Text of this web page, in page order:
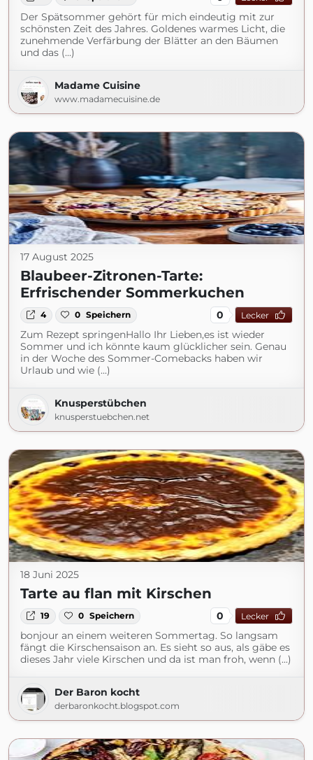
Der Spätsommer gehört für mich eindeutig mit zur
schönsten Zeit des Jahres. Goldenes warmes Licht, die
zunehmende Verfärbung der Blätter an den Bäumen
und das (...)
Madame Cuisine
www.madamecuisine.de
17 August 2025
Blaubeer-Zitronen-Tarte:
Erfrischender Sommerkuchen
4 0 Speichern 0 Lecker
Zum Rezept springenHallo Ihr Lieben,es ist wieder
Sommer und ich könnte kaum glücklicher sein. Genau
in der Woche des Sommer-Comebacks haben wir
Urlaub und wie (...)
Knusperstübchen
knusperstuebchen.net
18 Juni 2025
Tarte au flan mit Kirschen
19 0 Speichern 0 Lecker
bonjour an einem weiteren Sommertag. So langsam
fängt die Kirschensaison an. Es sieht so aus, als gäbe es
dieses Jahr viele Kirschen und da ist man froh, wenn (...)
Der Baron kocht
derbaronkocht.blogspot.com